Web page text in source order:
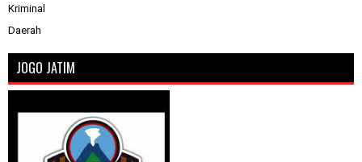
Kriminal
Daerah
JOGO JATIM